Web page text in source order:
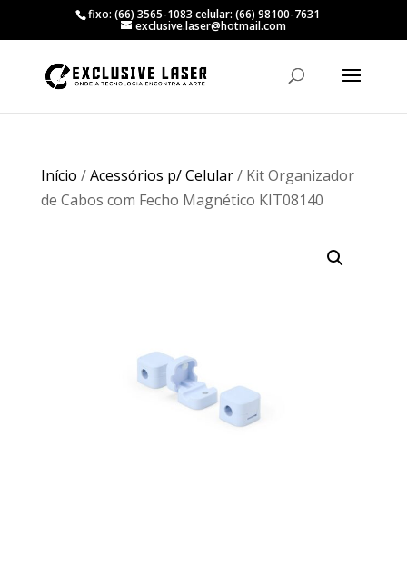
fixo: (66) 3565-1083 celular: (66) 98100-7631
exclusive.laser@hotmail.com
Início /Acessórios p/ Celular/ Kit Organizador
de Cabos com Fecho Magnético KIT08140